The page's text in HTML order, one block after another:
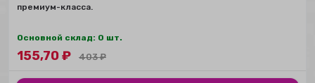
премиум-класса.
Основной склад: 0 шт.
155,70₽ 403₽